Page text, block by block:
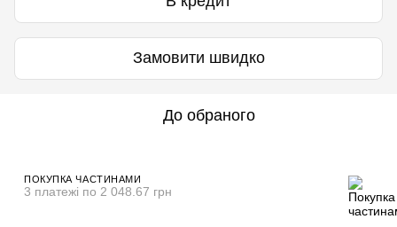
Замовити швидко
До обраного
ПОКУПКА ЧАСТИНАМИ
3 платежі по 2 048.67 грн